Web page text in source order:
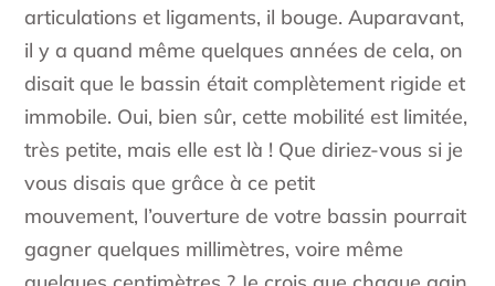
articulations et ligaments, il bouge. Auparavant,
il y a quand même quelques années de cela, on
disait que le bassin était complètement rigide et
immobile. Oui, bien sûr, cette mobilité est limitée,
très petite, mais elle est là ! Que diriez-vous si je
vous disais que grâce à ce petit
mouvement, l’ouverture de votre bassin pourrait
gagner quelques millimètres, voire même